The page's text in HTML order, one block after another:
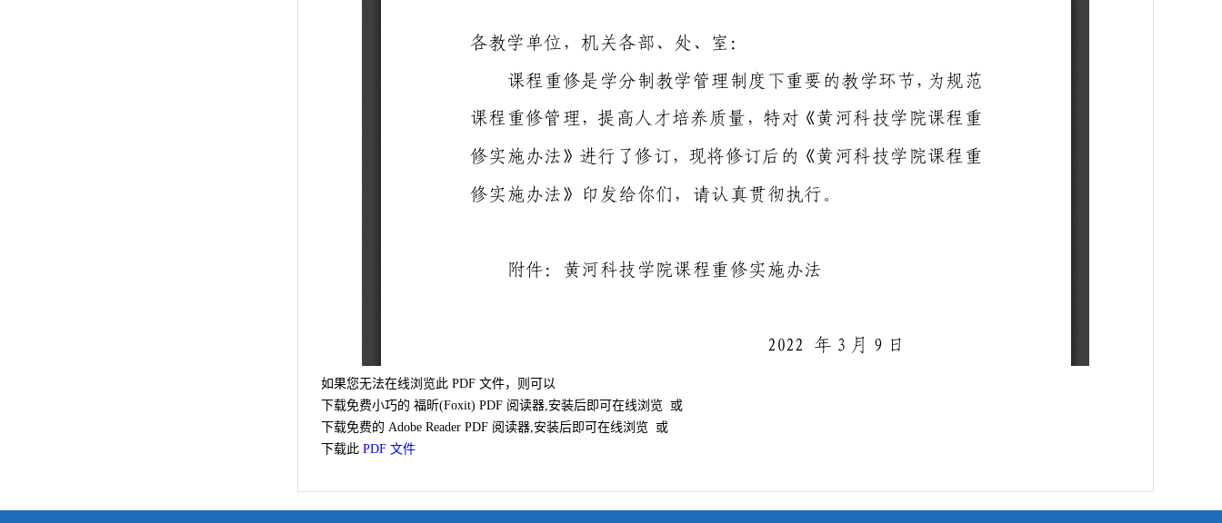
如果您无法在线浏览此 PDF 文件，则可以
下载免费小巧的 福昕(Foxit) PDF 阅读器,安装后即可在线浏览 或
下载免费的 Adobe Reader PDF 阅读器,安装后即可在线浏览 或
下载此 PDF 文件